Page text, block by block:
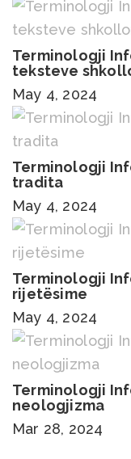
Terminologji
teksteve
May 4, 2024
Terminologji
tradita
May 4, 2024
Terminologji
rijetësime
May 4, 2024
Terminologji
neologjizma
Mar 28, 2024